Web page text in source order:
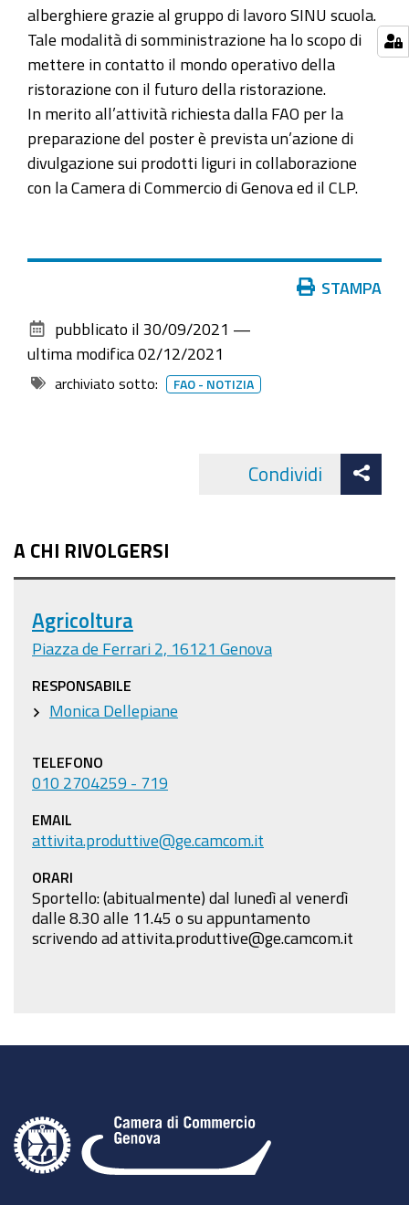
alberghiere grazie al gruppo di lavoro SINU scuola.
Tale modalità di somministrazione ha lo scopo di
mettere in contatto il mondo operativo della
ristorazione con il futuro della ristorazione.
In merito all’attività richiesta dalla FAO per la
preparazione del poster è prevista un’azione di
divulgazione sui prodotti liguri in collaborazione
con la Camera di Commercio di Genova ed il CLP.
documento
STAMPA
pubblicato il 30/09/2021 —
ultima modifica 02/12/2021
archiviato sotto: FAO - NOTIZIA
Condividi
A CHI RIVOLGERSI
Agricoltura
Piazza de Ferrari 2, 16121 Genova
RESPONSABILE
Monica Dellepiane
TELEFONO
010 2704259 - 719
EMAIL
attivita.produttive@ge.camcom.it
ORARI
Sportello: (abitualmente) dal lunedì al venerdì
dalle 8.30 alle 11.45 o su appuntamento
scrivendo ad attivita.produttive@ge.camcom.it